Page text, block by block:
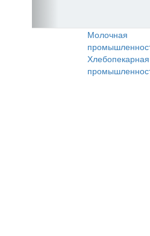
Молочная
Хлебопекарная